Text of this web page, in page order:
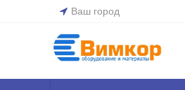
Ваш город